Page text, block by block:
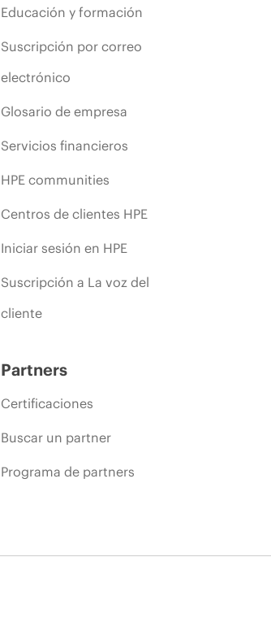
Educación y formación
Suscripción por correo
electrónico
Glosario de empresa
Servicios financieros
HPE communities
Centros de clientes HPE
Iniciar sesión en HPE
Suscripción a La voz del
cliente
Partners
Certificaciones
Buscar un partner
Programa de partners